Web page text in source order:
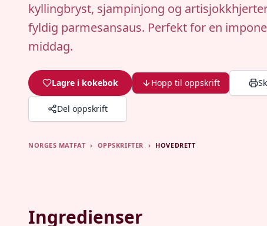
kyllingbryst, sjampinjong og
fyldig parmesansaus. Perfekt for en
middag.
Lagre i kokebok Hopp til oppskrift
Del oppskrift
NORGES MATFAT › OPPSKRIFTER › HOVEDRETT
Ingredienser